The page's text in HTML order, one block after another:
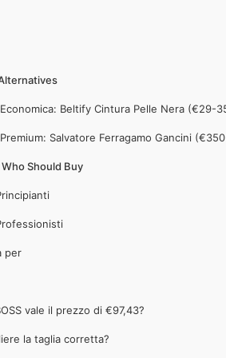
Beltify Cintura Pelle Nera (€29-
Salvatore Ferragamo Gancini
Should Buy
per
vale il prezzo di €97,43?
la taglia corretta?